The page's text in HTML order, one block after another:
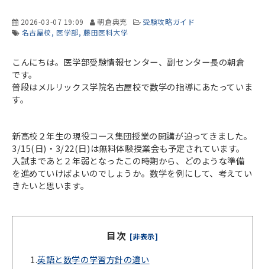
2026-03-07 19:09 朝倉典充
受験攻略ガイド
名古屋校 医学部 藤田医科大学
こんにちは。医学部受験情報センター、副センター長の朝倉
です。
普段はメルリックス学院名古屋校で数学の指導にあたっていま
す。
新高校２年生の現役コース集団授業の開講が迫ってきました。
3/15(日)・3/22(日)は無料体験授業会も予定されています。
入試まであと２年弱となったこの時期から、どのような準備
を進めていけばよいのでしょうか。数学を例にして、考えてい
きたいと思います。
目次 [非表示]
1.英語と数学の学習方針の違い